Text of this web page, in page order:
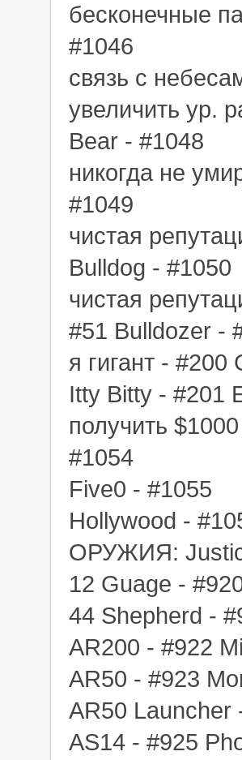
бесконечные
#1046
связь с
увеличить ур.
Bear - #1048
никогда не
#1049
чистая
Bulldog - #1050
чистая
#51 Bulldozer -
я гигант -
Itty Bitty - #201
получить
#1054
Five0 - #1055
Hollywood -
ОРУЖИЯ:
12 Guage -
44 Shepherd -
AR200 - #922
AR50 - #923
AR50 Launcher
AS14 - #925